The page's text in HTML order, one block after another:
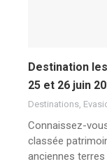
Destination
25 et 26 juin
Destinations
Connaissez-
classée
anciennes